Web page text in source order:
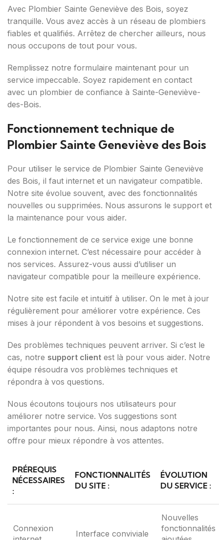
Avec Plombier Sainte Geneviève des Bois, soyez
tranquille. Vous avez accès à un réseau de plombiers
fiables et qualifiés. Arrêtez de chercher ailleurs, nous
nous occupons de tout pour vous.
Remplissez notre formulaire maintenant pour un
service impeccable. Soyez rapidement en contact
avec un plombier de confiance à Sainte-Geneviève-
des-Bois.
Fonctionnement technique de
Plombier Sainte Geneviève des Bois
Pour utiliser le service de Plombier Sainte Geneviève
des Bois, il faut internet et un navigateur compatible.
Notre site évolue souvent, avec des fonctionnalités
nouvelles ou supprimées. Nous assurons le support et
la maintenance pour vous aider.
Le fonctionnement de ce service exige une bonne
connexion internet. C’est nécessaire pour accéder à
nos services. Assurez-vous aussi d’utiliser un
navigateur compatible pour la meilleure expérience.
Notre site est facile et intuitif à utiliser. On le met à jour
régulièrement pour améliorer votre expérience. Ces
mises à jour répondent à vos besoins et suggestions.
Des problèmes techniques peuvent arriver. Si c’est le
cas, notre support client est là pour vous aider. Notre
équipe résoudra vos problèmes techniques et
répondra à vos questions.
Nous écoutons toujours nos utilisateurs pour
améliorer notre service. Vos suggestions sont
importantes pour nous. Ainsi, nous adaptons notre
offre pour mieux répondre à vos attentes.
PRÉREQUIS
NÉCESSAIRES
:
FONCTIONNALITÉS
DU SITE :
ÉVOLUTION
DU SERVICE :
Connexion
Interface conviviale
Nouvelles
fonctionnalités